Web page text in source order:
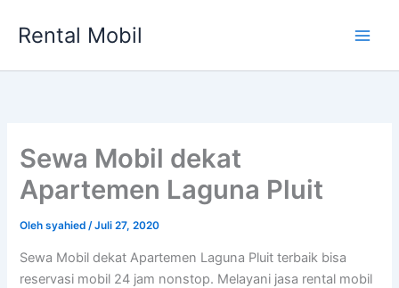
Rental Mobil
Sewa Mobil dekat
Apartemen Laguna Pluit
Olehsyahied/Juli 27, 2020
Sewa Mobil dekat Apartemen Laguna Pluit terbaik bisa
reservasi mobil 24 jam nonstop. Melayani jasa rental mobil